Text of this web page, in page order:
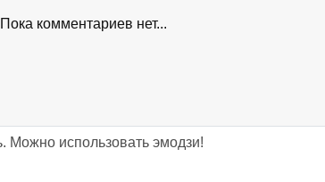
Пока комментариев нет...